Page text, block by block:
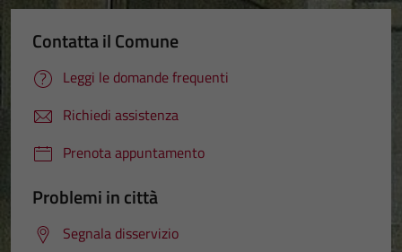
Contatta il Comune
Leggi le domande frequenti
Richiedi assistenza
Prenota appuntamento
Problemi in città
Segnala disservizio